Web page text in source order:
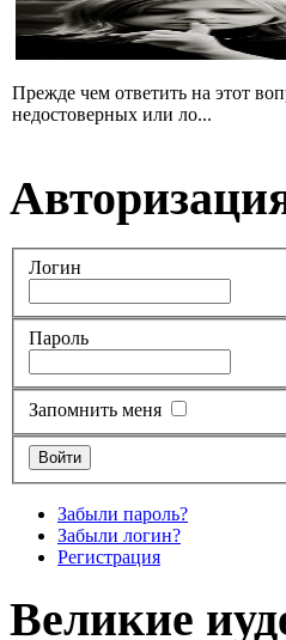
Прежде чем ответить на этот
недостоверных или ло...
Логин
Пароль
Запомнить меня
Забыли пароль?
Забыли логин?
Регистрация
Великие